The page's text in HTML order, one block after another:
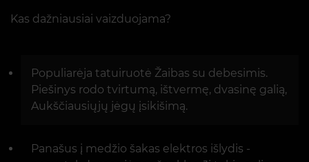
Kas dažniausiai vaizduojama?
Populiarėja tatuiruotė Žaibas su debesimis.
Piešinys rodo tvirtumą, ištvermę, dvasinę galią,
Aukščiausiųjų jėgų įsikišimą.
Panašus į medžio šakas elektros išlydis -